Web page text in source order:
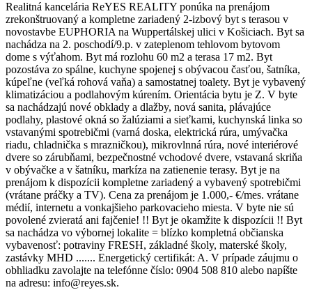
Realitná kancelária ReYES REALITY ponúka na prenájom
zrekonštruovaný a kompletne zariadený 2-izbový byt s terasou v
novostavbe EUPHORIA na Wuppertálskej ulici v Košiciach. Byt sa
nachádza na 2. poschodí/9.p. v zateplenom tehlovom bytovom
dome s výťahom. Byt má rozlohu 60 m2 a terasa 17 m2. Byt
pozostáva zo spálne, kuchyne spojenej s obývacou časťou, šatníka,
kúpeľne (veľká rohová vaňa) a samostatnej toalety. Byt je vybavený
klimatizáciou a podlahovým kúrením. Orientácia bytu je Z. V byte
sa nachádzajú nové obklady a dlažby, nová sanita, plávajúce
podlahy, plastové okná so žalúziami a sieťkami, kuchynská linka so
vstavanými spotrebičmi (varná doska, elektrická rúra, umývačka
riadu, chladnička s mrazničkou), mikrovlnná rúra, nové interiérové
dvere so zárubňami, bezpečnostné vchodové dvere, vstavaná skriňa
v obývačke a v šatníku, markíza na zatienenie terasy. Byt je na
prenájom k dispozícii kompletne zariadený a vybavený spotrebičmi
(vrátane práčky a TV). Cena za prenájom je 1.000,- €/mes. vrátane
médií, internetu a vonkajšieho parkovacieho miesta. V byte nie sú
povolené zvieratá ani fajčenie! !! Byt je okamžite k dispozícii !! Byt
sa nachádza vo výbornej lokalite = blízko kompletná občianska
vybavenosť: potraviny FRESH, základné školy, materské školy,
zastávky MHD ....... Energetický certifikát: A. V prípade záujmu o
obhliadku zavolajte na telefónne číslo: 0904 508 810 alebo napíšte
na adresu: info@reyes.sk.